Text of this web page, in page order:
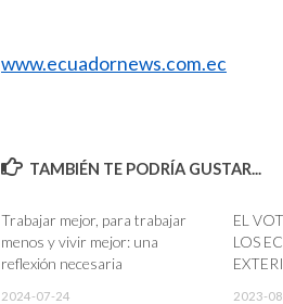
www.ecuadornews.com.ec
TAMBIÉN TE PODRÍA GUSTAR...
Trabajar mejor, para trabajar
menos y vivir mejor: una
reflexión necesaria
2024-07-24
EL
LOS
2023-